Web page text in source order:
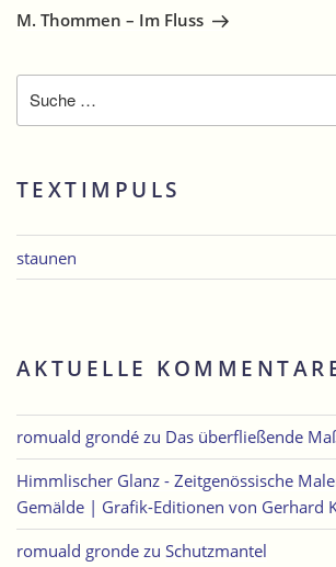
Beitrag
M. Thommen – Im Fluss
nach:
TEXTIMPULS
staunen
AKTUELLE
romuald grondé zu Das überfließende
Himmlischer Glanz - Zeitgenössische
Gemälde | Grafik-Editionen von Gerhard
romuald gronde zu Schutzmantel